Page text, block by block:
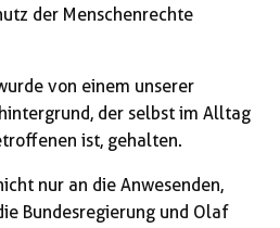
der Menschenrechte
von einem unserer
der selbst im Alltag
ist, gehalten.
nur an die Anwesenden,
Bundesregierung und Olaf